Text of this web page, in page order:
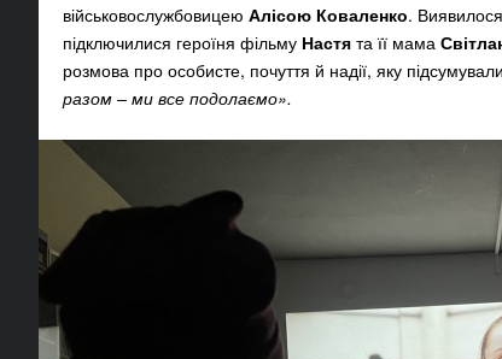
військовослужбовицею Алісою Коваленко.
підключилися героїня фільму Настя та її мама
розмова про особисте, почуття й надії, яку
разом – ми все подолаємо».